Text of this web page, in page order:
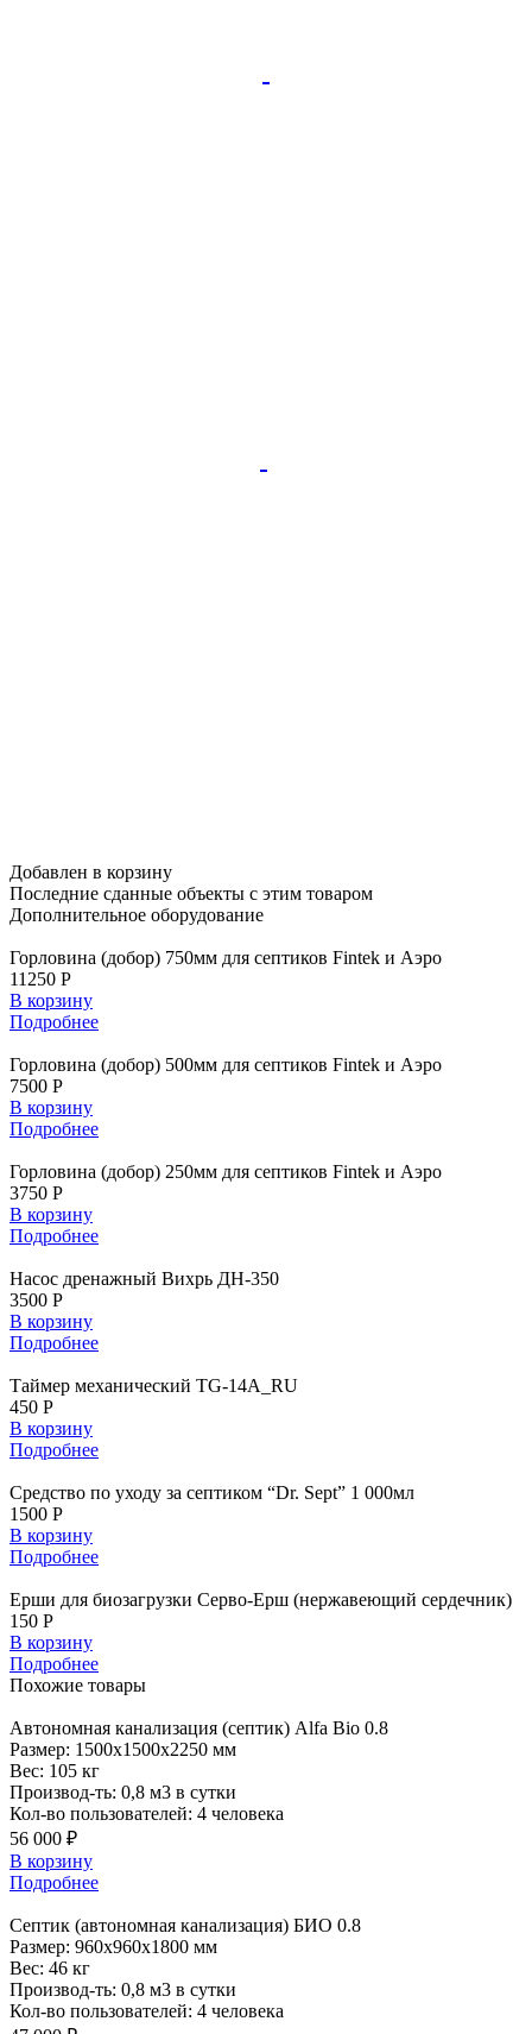
Добавлен в корзину
Последние сданные объекты с этим товаром
Дополнительное оборудование
Горловина (добор) 750мм для септиков Fintek и Аэро
11250 Р
В корзину
Подробнее
Горловина (добор) 500мм для септиков Fintek и Аэро
7500 Р
В корзину
Подробнее
Горловина (добор) 250мм для септиков Fintek и Аэро
3750 Р
В корзину
Подробнее
Насос дренажный Вихрь ДН-350
3500 Р
В корзину
Подробнее
Таймер механический TG-14A_RU
450 Р
В корзину
Подробнее
Средство по уходу за септиком “Dr. Sept” 1 000мл
1500 Р
В корзину
Подробнее
Ерши для биозагрузки Серво-Ерш (нержавеющий сердечник)
150 Р
В корзину
Подробнее
Похожие товары
Автономная канализация (септик) Alfa Bio 0.8
Размер: 1500x1500x2250 мм
Вес: 105 кг
Производ-ть: 0,8 м3 в сутки
Кол-во пользователей: 4 человека
56 000 ₽
В корзину
Подробнее
Септик (автономная канализация) БИО 0.8
Размер: 960x960x1800 мм
Вес: 46 кг
Производ-ть: 0,8 м3 в сутки
Кол-во пользователей: 4 человека